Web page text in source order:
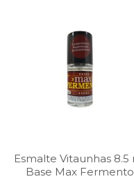
Esmalte Vitaunhas 8.5
Base Max Fermento